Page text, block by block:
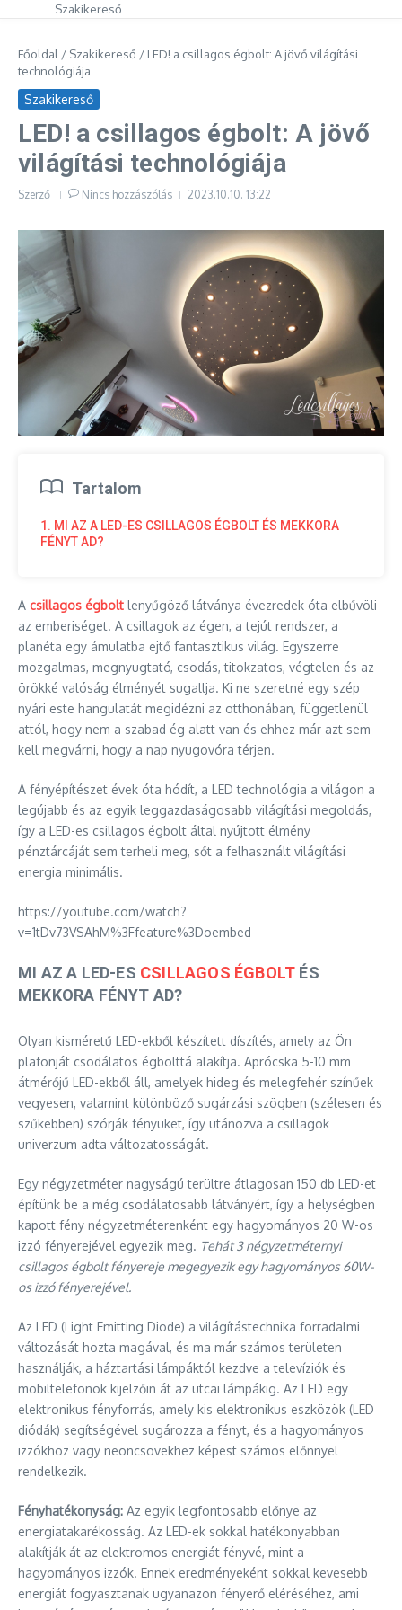
Szakikereső
Főoldal / Szakikereső / LED! a csillagos égbolt: A jövő világítási
technológiája
Szakikereső
LED! a csillagos égbolt: A jövő
világítási technológiája
Szerző Nincs hozzászólás 2023.10.10. 13:22
Tartalom
1. MI AZ A LED-ES CSILLAGOS ÉGBOLT ÉS MEKKORA
FÉNYT AD?
A csillagos égbolt lenyűgöző látványa évezredek óta elbűvöli
az emberiséget. A csillagok az égen, a tejút rendszer, a
planéta egy ámulatba ejtő fantasztikus világ. Egyszerre
mozgalmas, megnyugtató, csodás, titokzatos, végtelen és az
örökké valóság élményét sugallja. Ki ne szeretné egy szép
nyári este hangulatát megidézni az otthonában, függetlenül
attól, hogy nem a szabad ég alatt van és ehhez már azt sem
kell megvárni, hogy a nap nyugovóra térjen.
A fényépítészet évek óta hódít, a LED technológia a világon a
legújabb és az egyik leggazdaságosabb világítási megoldás,
így a LED-es csillagos égbolt által nyújtott élmény
pénztárcáját sem terheli meg, sőt a felhasznált világítási
energia minimális.
https://youtube.com/watch?
v=1tDv73VSAhM%3Ffeature%3Doembed
MI AZ A LED-ES CSILLAGOS ÉGBOLT ÉS
MEKKORA FÉNYT AD?
Olyan kisméretű LED-ekből készített díszítés, amely az Ön
plafonját csodálatos égbolttá alakítja. Aprócska 5-10 mm
átmérőjű LED-ekből áll, amelyek hideg és melegfehér színűek
vegyesen, valamint különböző sugárzási szögben (szélesen és
szűkebben) szórják fényüket, így utánozva a csillagok
univerzum adta változatosságát.
Egy négyzetméter nagyságú terültre átlagosan 150 db LED-et
építünk be a még csodálatosabb látványért, így a helységben
kapott fény négyzetméterenként egy hagyományos 20 W-os
izzó fényerejével egyezik meg. Tehát 3 négyzetméternyi
csillagos égbolt fényereje megegyezik egy hagyományos 60W-
os izzó fényerejével.
Az LED (Light Emitting Diode) a világítástechnika forradalmi
változását hozta magával, és ma már számos területen
használják, a háztartási lámpáktól kezdve a televíziók és
mobiltelefonok kijelzőin át az utcai lámpákig. Az LED egy
elektronikus fényforrás, amely kis elektronikus eszközök (LED
diódák) segítségével sugározza a fényt, és a hagyományos
izzókhoz vagy neoncsövekhez képest számos előnnyel
rendelkezik.
Fényhatékonyság: Az egyik legfontosabb előnye az
energiatakarékosság. Az LED-ek sokkal hatékonyabban
alakítják át az elektromos energiát fényvé, mint a
hagyományos izzók. Ennek eredményeként sokkal kevesebb
energiát fogyasztanak ugyanazon fényerő eléréséhez, ami